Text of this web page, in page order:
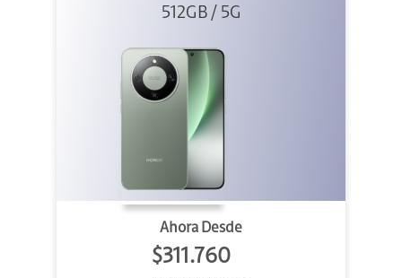
Verde
512GB / 5G
Ahora Desde
$311.760